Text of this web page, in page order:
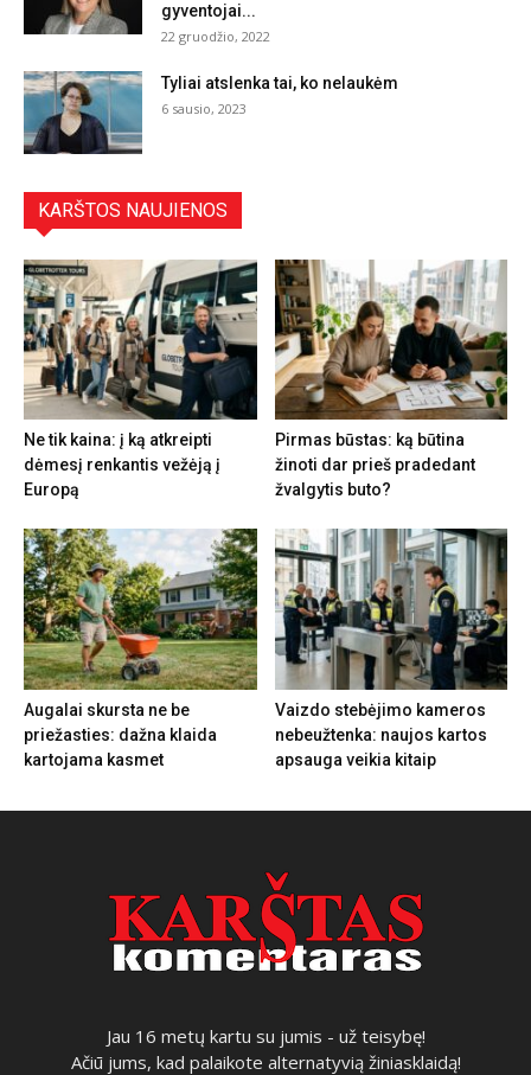
gyventojai...
22 gruodžio, 2022
Tyliai atslenka tai, ko nelaukėm
6 sausio, 2023
KARŠTOS NAUJIENOS
Ne tik kaina: į ką atkreipti
dėmesį renkantis vežėją į
Europą
Pirmas būstas: ką būtina
žinoti dar prieš pradedant
žvalgytis buto?
Augalai skursta ne be
priežasties: dažna klaida
kartojama kasmet
Vaizdo stebėjimo kameros
nebeužtenka: naujos kartos
apsauga veikia kitaip
Jau 16 metų kartu su jumis - už teisybę!
Ačiū jums, kad palaikote alternatyvią žiniasklaidą!